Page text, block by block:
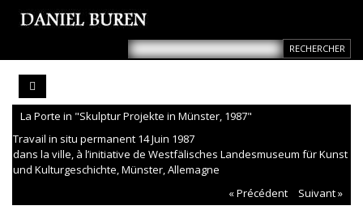
La Porte in "Skulptur Projekte in Münster, 1987"
Travail in situ permanent 14 Juin 1987
dans la ville, à l’initiative de Westfälisches Landesmuseum für Kunst
und Kulturgeschichte, Münster, Allemagne
« Précédent
Suivant »